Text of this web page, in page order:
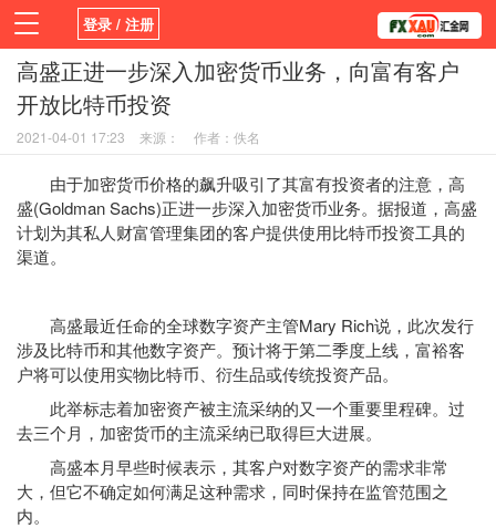
登录 / 注册
首页 活动 新闻 学院 平台
高盛正进一步深入加密货币业务，向富有客户
开放比特币投资
2021-04-01 17:23 来源： 作者：佚名
由于加密货币价格的飙升吸引了其富有投资者的注意，高
盛(Goldman Sachs)正进一步深入加密货币业务。据报道，高盛
计划为其私人财富管理集团的客户提供使用比特币投资工具的
渠道。
高盛最近任命的全球数字资产主管Mary Rich说，此次发行
涉及比特币和其他数字资产。预计将于第二季度上线，富裕客
户将可以使用实物比特币、衍生品或传统投资产品。
此举标志着加密资产被主流采纳的又一个重要里程碑。过
去三个月，加密货币的主流采纳已取得巨大进展。
高盛本月早些时候表示，其客户对数字资产的需求非常
大，但它不确定如何满足这种需求，同时保持在监管范围之
内。